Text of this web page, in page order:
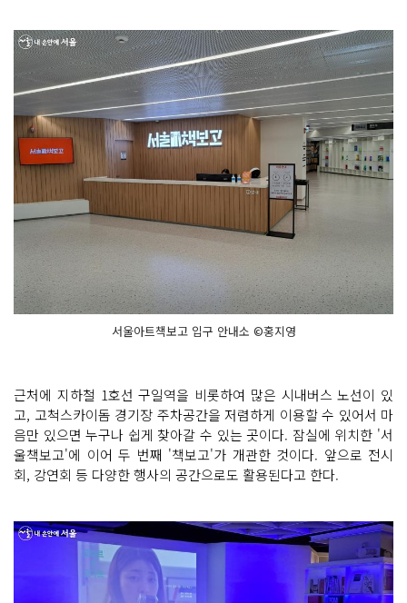
서울아트책보고 입구 안내소 ©홍지영
근처에 지하철 1호선 구일역을 비롯하여 많은 시내버스 노선이 있
고, 고척스카이돔 경기장 주차공간을 저렴하게 이용할 수 있어서 마
음만 있으면 누구나 쉽게 찾아갈 수 있는 곳이다. 잠실에 위치한 '서
울책보고'에 이어 두 번째 '책보고'가 개관한 것이다. 앞으로 전시
회, 강연회 등 다양한 행사의 공간으로도 활용된다고 한다.